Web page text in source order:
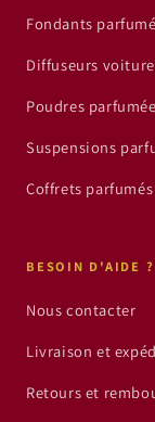
Fondants
Diffuseurs voiture
Poudres
Suspensions
Coffrets parfumés
BESOIN D'AIDE ?
Nous contacter
Livraison et
Retours et